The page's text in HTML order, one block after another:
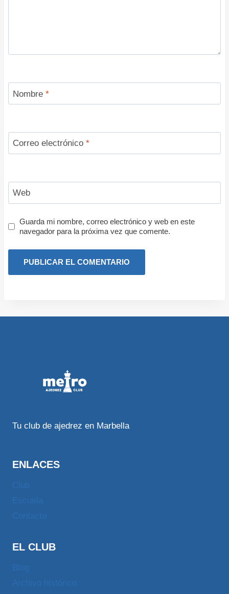
Nombre *
Correo electrónico *
Web
Guarda mi nombre, correo electrónico y web en este
navegador para la próxima vez que comente.
Tu club de ajedrez en Marbella
ENLACES
EL CLUB